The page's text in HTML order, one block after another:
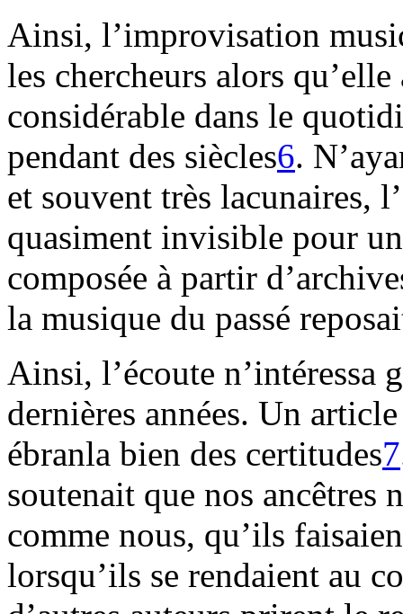
Ainsi, l’improvisation
les chercheurs alors
considérable dans le
pendant des siècles6.
et souvent très lacunaires,
quasiment invisible pour
composée à partir
la musique du passé
Ainsi, l’écoute n’intéressa
dernières années. Un
ébranla bien des certitudes7
soutenait que nos ancêtres
comme nous, qu’ils
lorsqu’ils se rendaient au